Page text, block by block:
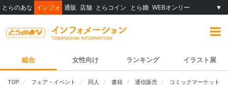
とらのあな インフォ 通販 店舗 とらコイン とら婚 WEBオンリー ▼
総合 女性向け ランキング イラスト展
TOP フェア・イベント 同人 書籍 通信販売 コミックマーケット